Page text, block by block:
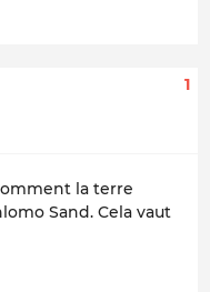
1
la terre
Sand. Cela vaut